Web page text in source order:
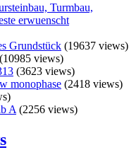
Turmbau,
erwuenscht
Grundstück (19637 views)
(10985 views)
(3623 views)
monophase (2418 views)
A (2256 views)